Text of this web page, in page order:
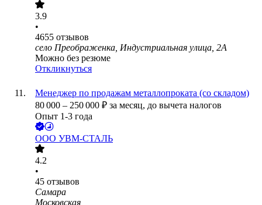
3.9
•
4655 отзывов
село Преображенка, Индустриальная улица, 2А
Можно без резюме
Откликнуться
Менеджер по продажам металлопроката (со складом)
80 000 – 250 000 ₽ за месяц, до вычета налогов
Опыт 1-3 года
ООО УВМ-СТАЛЬ
4.2
•
45 отзывов
Самара
Московская